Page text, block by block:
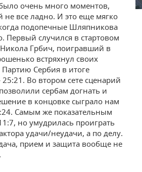
очень много моментов,
все ладно. И это еще мягко
подопечные Шляпникова
Первый случился в стартовом
Никола Грбич, поигравший в
встряхнул своих
Сербия в итоге
Во втором сете сценарий
сербам догнать и
в концовке сыграло нам
Самым же показательным
но умудрилась проиграть
удачи/неудачи, а по делу.
прием и защита вообще не